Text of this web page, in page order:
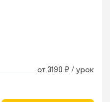
от 3190 ₽ / урок